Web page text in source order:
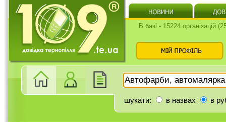
В базі - 15224 організацій
шукати: в назвах в